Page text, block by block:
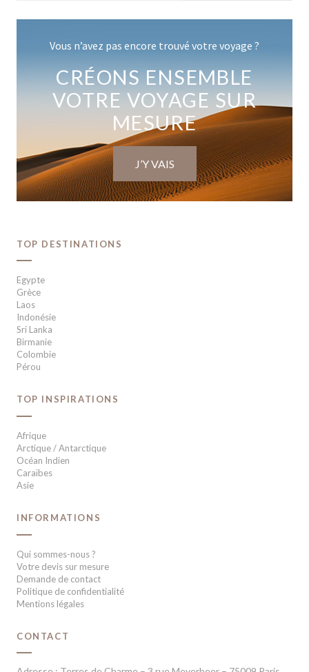
Vous n’avez pas encore trouvé votre voyage ?
CRÉONS ENSEMBLE
VOTRE VOYAGE SUR
MESURE
J’Y VAIS
TOP DESTINATIONS
Egypte
Grèce
Laos
Indonésie
Sri Lanka
Birmanie
Colombie
Pérou
TOP INSPIRATIONS
Afrique
Arctique / Antarctique
Océan Indien
Caraïbes
Asie
INFORMATIONS
Qui sommes-nous ?
Votre devis sur mesure
Demande de contact
Politique de confidentialité
Mentions légales
CONTACT